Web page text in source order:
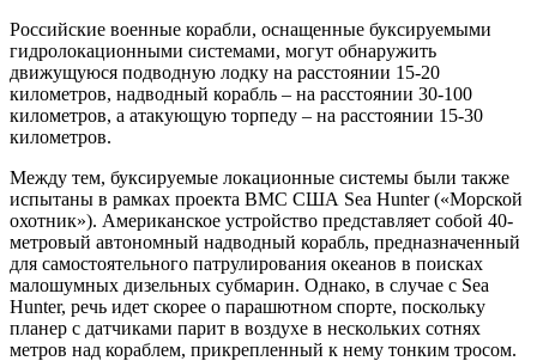
Российские военные корабли, оснащенные буксируемыми
гидролокационными системами, могут обнаружить
движущуюся подводную лодку на расстоянии 15-20
километров, надводный корабль – на расстоянии 30-100
километров, а атакующую торпеду – на расстоянии 15-30
километров.
Между тем, буксируемые локационные системы были также
испытаны в рамках проекта ВМС США Sea Hunter («Морской
охотник»). Американское устройство представляет собой 40-
метровый автономный надводный корабль, предназначенный
для самостоятельного патрулирования океанов в поисках
малошумных дизельных субмарин. Однако, в случае с Sea
Hunter, речь идет скорее о парашютном спорте, поскольку
планер с датчиками парит в воздухе в нескольких сотнях
метров над кораблем, прикрепленный к нему тонким тросом.